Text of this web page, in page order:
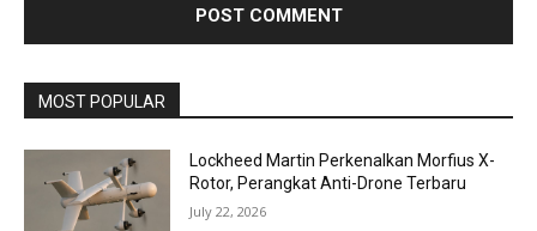
MOST POPULAR
Lockheed Martin Perkenalkan Morfius X-
Rotor, Perangkat Anti-Drone Terbaru
July 22, 2026